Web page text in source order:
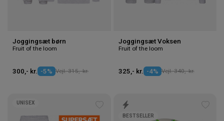
Joggingsæt børn
Fruit of the loom
300,- kr. -5% Vejl. 315,- kr.
Joggingsæt Voksen
Fruit of the loom
325,- kr. -4% Vejl. 340,- kr.
UNISEX
BESTSELLER